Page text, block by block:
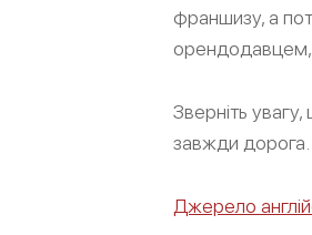
франшизу, а
орендодавцем,
Зверніть
завжди дорога.
Джерело